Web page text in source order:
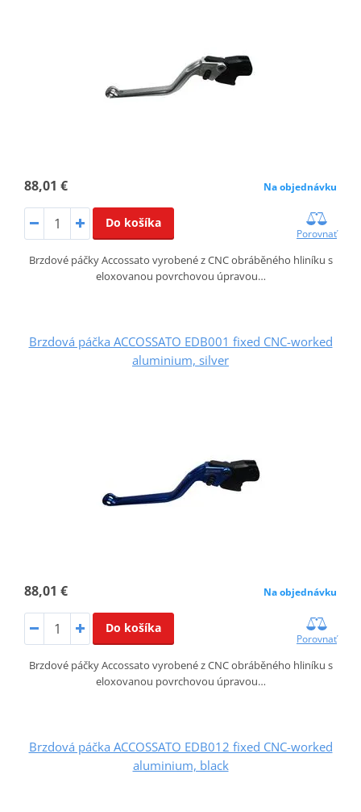
88,01 € Na objednávku
Do košíka
Porovnať
Brzdové páčky Accossato vyrobené z CNC obráběného hliníku s
eloxovanou povrchovou úpravou…
Brzdová páčka ACCOSSATO EDB001 fixed CNC-worked
aluminium, silver
88,01 € Na objednávku
Do košíka
Porovnať
Brzdové páčky Accossato vyrobené z CNC obráběného hliníku s
eloxovanou povrchovou úpravou…
Brzdová páčka ACCOSSATO EDB012 fixed CNC-worked
aluminium, black